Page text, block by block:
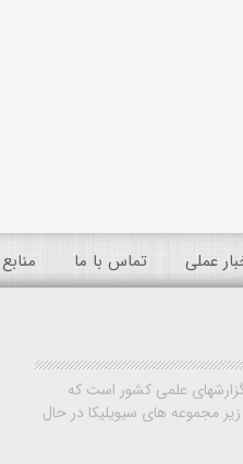
عملی تماس با ما منابع
علمی کشور است که
زیر مجموعه های سیویلیکا در حال